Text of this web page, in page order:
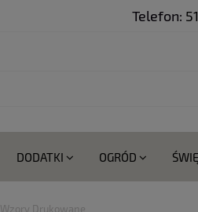
Telefon:
DODATKI OGRÓD
Wzory Drukowane